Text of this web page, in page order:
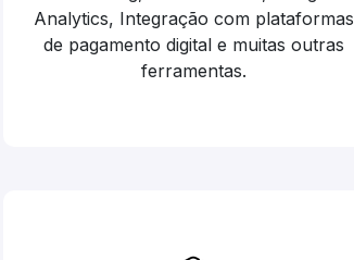
Analytics, Integração com plataformas
de pagamento digital e muitas outras
ferramentas.